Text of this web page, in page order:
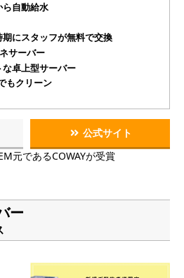
自動給水
にスタッフが無料で交換
サーバー
卓上型サーバー
もクリーン
公式サイト
元であるCOWAYが受賞
ー